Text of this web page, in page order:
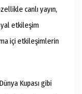
canlı yayın,
etkileşim
içi etkileşimlerin
Kupası gibi